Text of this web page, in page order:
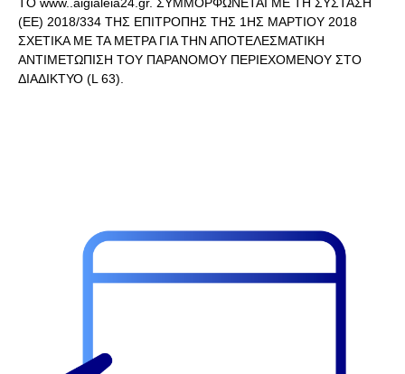
(ΕΕ) 2018/334 ΤΗΣ ΕΠΙΤΡΟΠΗΣ ΤΗΣ 1ΗΣ ΜΑΡΤΙΟΥ 2018
ΣΧΕΤΙΚΑ ΜΕ ΤΑ ΜΕΤΡΑ ΓΙΑ ΤΗΝ ΑΠΟΤΕΛΕΣΜΑΤΙΚΗ
ΑΝΤΙΜΕΤΩΠΙΣΗ ΤΟΥ ΠΑΡΑΝΟΜΟΥ ΠΕΡΙΕΧΟΜΕΝΟΥ ΣΤΟ
ΔΙΑΔΙΚΤΥΟ (L 63).